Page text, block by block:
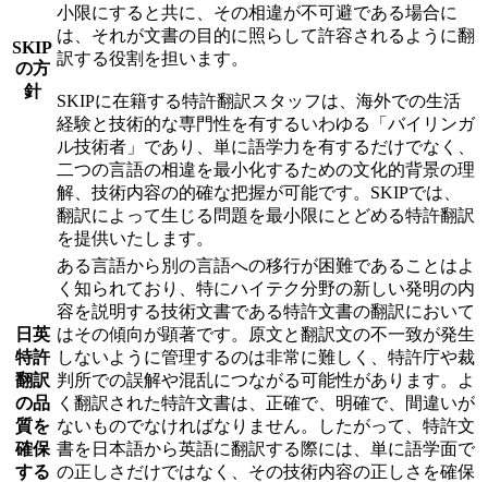
SKIP
の方
針
小限にすると共に、その相違が不可避である場合に
は、それが文書の目的に照らして許容されるように翻
訳する役割を担います。
SKIPに在籍する特許翻訳スタッフは、海外での生活
経験と技術的な専門性を有するいわゆる「バイリンガ
ル技術者」であり、単に語学力を有するだけでなく、
二つの言語の相違を最小化するための文化的背景の理
解、技術内容の的確な把握が可能です。SKIPでは、
翻訳によって生じる問題を最小限にとどめる特許翻訳
を提供いたします。
日英
特許
翻訳
の品
質を
確保
する
ある言語から別の言語への移行が困難であることはよ
く知られており、特にハイテク分野の新しい発明の内
容を説明する技術文書である特許文書の翻訳において
はその傾向が顕著です。原文と翻訳文の不一致が発生
しないように管理するのは非常に難しく、特許庁や裁
判所での誤解や混乱につながる可能性があります。よ
く翻訳された特許文書は、正確で、明確で、間違いが
ないものでなければなりません。したがって、特許文
書を日本語から英語に翻訳する際には、単に語学面で
の正しさだけではなく、その技術内容の正しさを確保